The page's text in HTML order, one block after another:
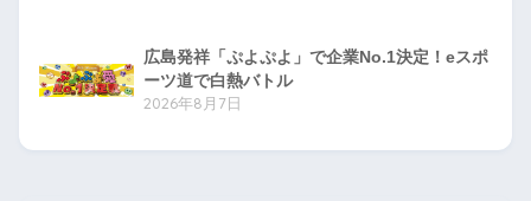
広島発祥「ぷよぷよ」で企業No.1決定！eスポ
ーツ道で白熱バトル
2026年8月7日